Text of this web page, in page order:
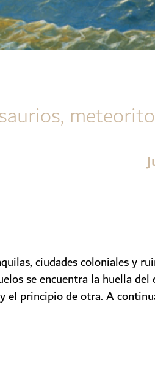
ciudades coloniales y
se encuentra la huella
el principio de otra. A